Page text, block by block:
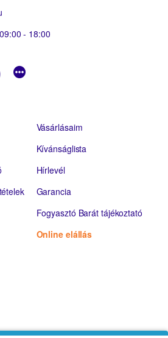
- 18:00
Vásárlásaim
Kívánságlista
Hírlevél
Garancia
Fogyasztó Barát tájékoztató
Online elállás